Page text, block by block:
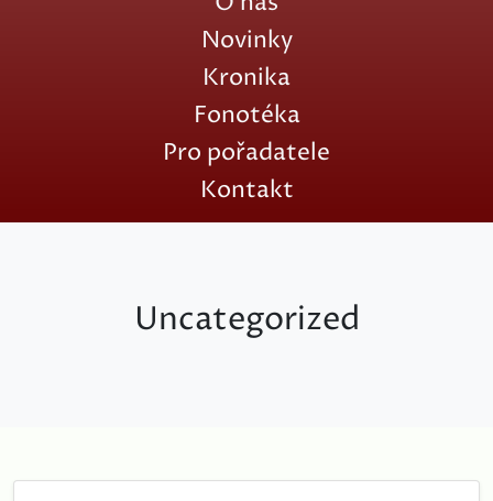
Novinky
Kronika
Fonotéka
Pro pořadatele
Kontakt
Uncategorized